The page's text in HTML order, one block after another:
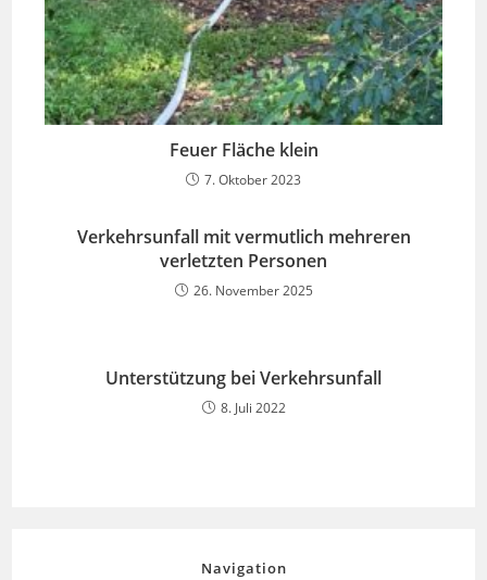
Feuer Fläche klein
7. Oktober 2023
Verkehrsunfall mit vermutlich mehreren
verletzten Personen
26. November 2025
Unterstützung bei Verkehrsunfall
8. Juli 2022
Navigation